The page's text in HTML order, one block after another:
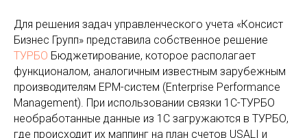
Для решения задач управленческого учета «Консист
Бизнес Групп» представила собственное решение
ТУРБО Бюджетирование, которое располагает
функционалом, аналогичным известным зарубежным
производителям EPM-систем (Enterprise Performance
Management). При использовании связки 1С-ТУРБО
необработанные данные из 1С загружаются в ТУРБО,
где происходит их маппинг на план счетов USALI и